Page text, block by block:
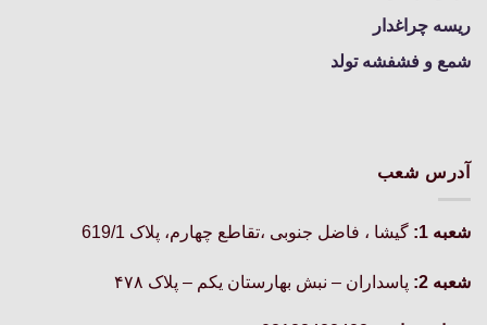
ریسه چراغدار
شمع و فشفشه تولد
آدرس شعب
شعبه 1: گيشا ، فاضل جنوبی ،تقاطع چهارم، پلاک 619/1
شعبه 2: پاسداران – نبش بهارستان یکم – پلاک ۴۷۸